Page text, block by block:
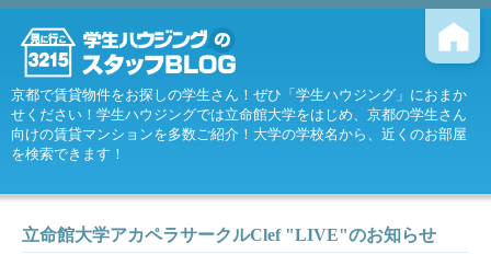
京都で賃貸物件をお探しの学生さん！ぜひ「学生ハウジング」におまか
せください！学生ハウジングでは立命館大学をはじめ、京都の学生さん
向けの賃貸マンションを多数ご紹介！大学の学校名から、近くのお部屋
を検索できます！
立命館大学アカペラサークルClef "LIVE"のお知らせ